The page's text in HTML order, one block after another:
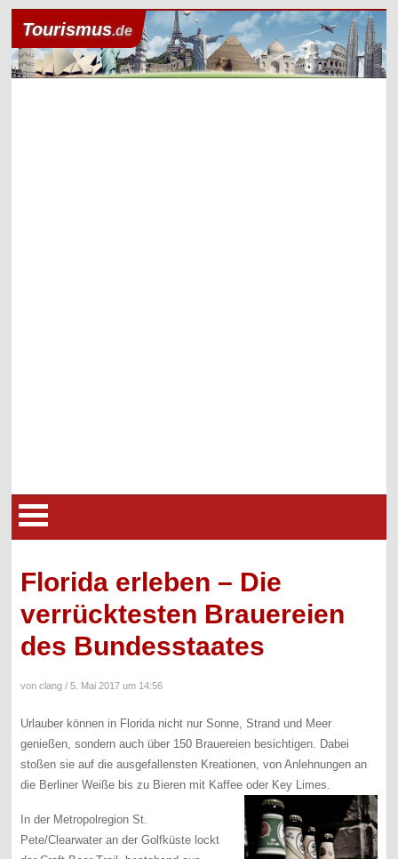
Tourismus.de
Florida erleben – Die
verrücktesten Brauereien
des Bundesstaates
von clang /5. Mai 2017 um 14:56
Urlauber können in Florida nicht nur Sonne, Strand und Meer
genießen, sondern auch über 150 Brauereien besichtigen. Dabei
stoßen sie auf die ausgefallensten Kreationen, von Anlehnungen an
die Berliner Weiße bis zu Bieren mit Kaffee oder Key Limes.
In der Metropolregion St.
Pete/Clearwater an der Golfküste lockt